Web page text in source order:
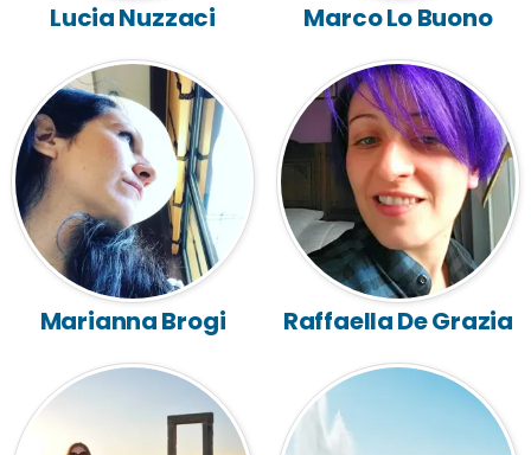
Lucia Nuzzaci Marco Lo Buono
Marianna Brogi Raffaella De Grazia